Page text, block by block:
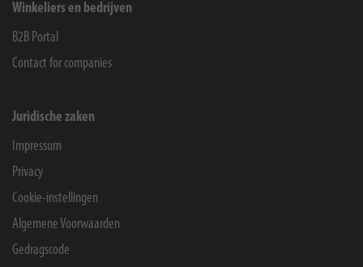
Winkeliers en bedrijven
B2B Portal
Contact for companies
Juridische zaken
Impressum
Privacy
Cookie-instellingen
Algemene Voorwaarden
Gedragscode